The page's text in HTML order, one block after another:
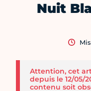
Nuit
Attention, cet
depuis le 12/05/
contenu soit